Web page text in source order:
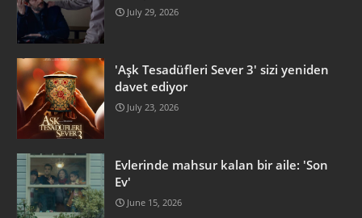
July 29, 2026
'Aşk Tesadüfleri Sever 3' sizi yeniden
davet ediyor
July 23, 2026
Evlerinde mahsur kalan bir aile: 'Son
Ev'
June 15, 2026